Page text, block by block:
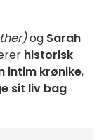
og Sarah
historisk
intim krønike,
sit liv bag